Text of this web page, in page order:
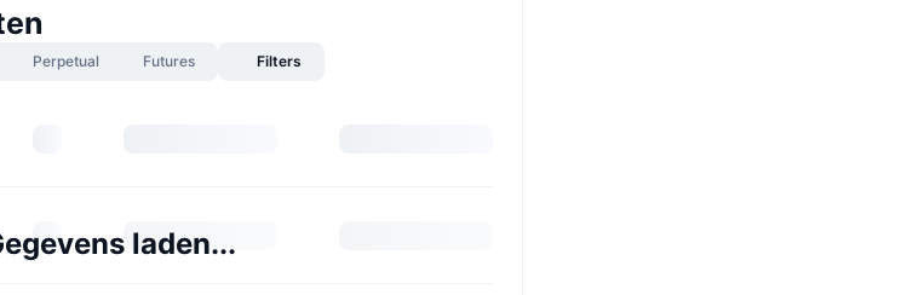
Perpetual Futures Filters
laden...